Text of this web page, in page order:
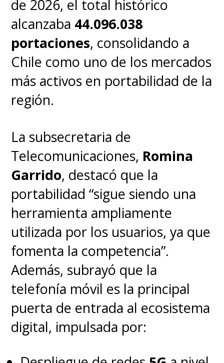
de 2026, el total histórico
alcanzaba 44.096.038
portaciones, consolidando a
Chile como uno de los mercados
más activos en portabilidad de la
región.
La subsecretaria de
Telecomunicaciones, Romina
Garrido, destacó que la
portabilidad “sigue siendo una
herramienta ampliamente
utilizada por los usuarios, ya que
fomenta la competencia”.
Además, subrayó que la
telefonía móvil es la principal
puerta de entrada al ecosistema
digital, impulsada por: